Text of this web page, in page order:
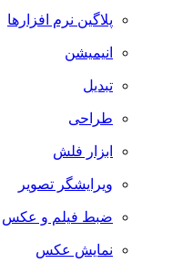
پلاگین نرم افزارها
انیمیشن
تبدیل
طراحی
ابزار فلش
ویرایشگر تصویر
ضبط فيلم و عكس
نمایش عکس